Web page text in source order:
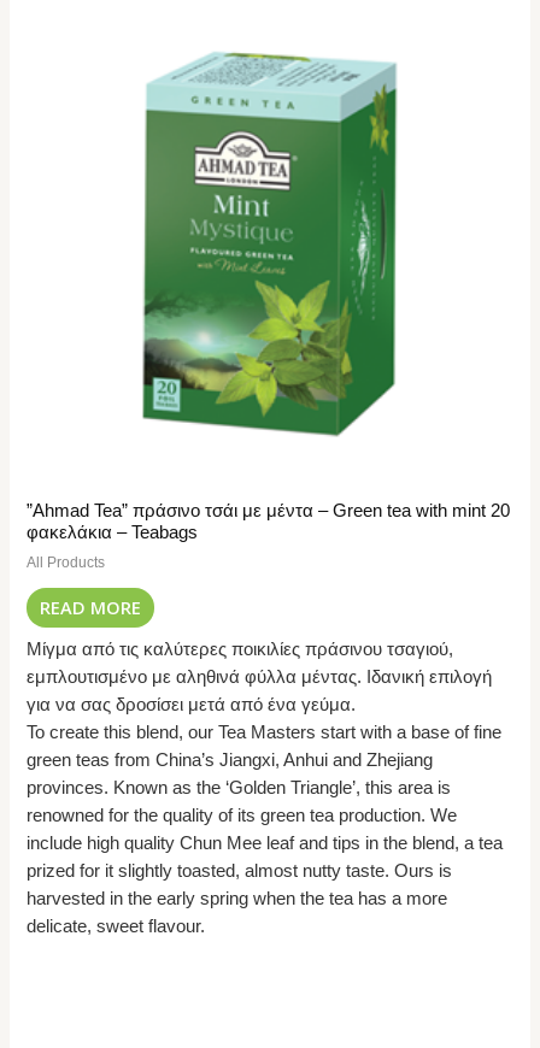
”Ahmad Tea” πράσινο τσάι με μέντα – Green tea with mint 20
φακελάκια – Teabags
All Products
READ MORE
Μίγμα από τις καλύτερες ποικιλίες πράσινου τσαγιού,
εμπλουτισμένο με αληθινά φύλλα μέντας. Ιδανική επιλογή
για να σας δροσίσει μετά από ένα γεύμα.
To create this blend, our Tea Masters start with a base of fine
green teas from China’s Jiangxi, Anhui and Zhejiang
provinces. Known as the ‘Golden Triangle’, this area is
renowned for the quality of its green tea production. We
include high quality Chun Mee leaf and tips in the blend, a tea
prized for it slightly toasted, almost nutty taste. Ours is
harvested in the early spring when the tea has a more
delicate, sweet flavour.